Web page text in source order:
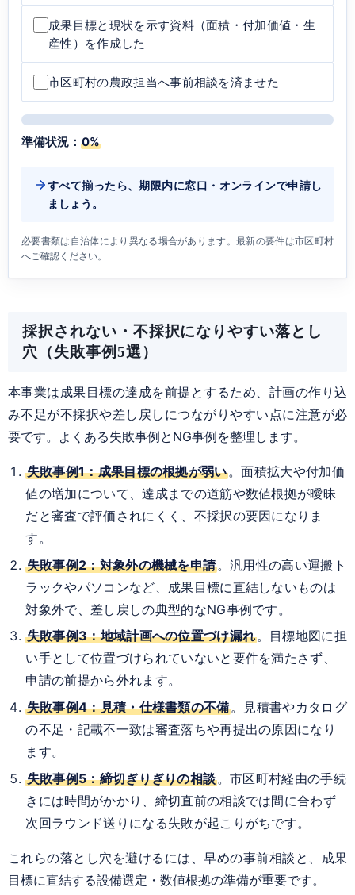
成果目標と現状を示す資料（面積・付加価値・生
産性）を作成した
市区町村の農政担当へ事前相談を済ませた
準備状況： 0%
すべて揃ったら、期限内に窓口・オンラインで申請し
ましょう。
必要書類は自治体により異なる場合があります。最新の要件は市区町村
へご確認ください。
採択されない・不採択になりやすい落とし
穴（失敗事例5選）
本事業は成果目標の達成を前提とするため、計画の作り込
み不足が不採択や差し戻しにつながりやすい点に注意が必
要です。よくある失敗事例とNG事例を整理します。
失敗事例1：成果目標の根拠が弱い。面積拡大や付加価
値の増加について、達成までの道筋や数値根拠が曖昧
だと審査で評価されにくく、不採択の要因になりま
す。
失敗事例2：対象外の機械を申請。汎用性の高い運搬ト
ラックやパソコンなど、成果目標に直結しないものは
対象外で、差し戻しの典型的なNG事例です。
失敗事例3：地域計画への位置づけ漏れ。目標地図に担
い手として位置づけられていないと要件を満たさず、
申請の前提から外れます。
失敗事例4：見積・仕様書類の不備。見積書やカタログ
の不足・記載不一致は審査落ちや再提出の原因になり
ます。
失敗事例5：締切ぎりぎりの相談。市区町村経由の手続
きには時間がかかり、締切直前の相談では間に合わず
次回ラウンド送りになる失敗が起こりがちです。
これらの落とし穴を避けるには、早めの事前相談と、成果
目標に直結する設備選定・数値根拠の準備が重要です。